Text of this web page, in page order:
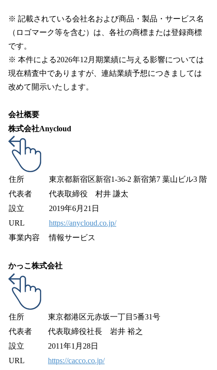
※ 記載されている会社名および商品・製品・サービス名
（ロゴマーク等を含む）は、各社の商標または登録商標
です。
※ 本件による2026年12月期業績に与える影響については
現在精査中でありますが、連結業績予想につきましては
改めて開示いたします。
会社概要
株式会社Anycloud
住所
東京都新宿区新宿1-36-2 新宿第7 葉山ビル3 階
代表者
代表取締役 村井 謙太
設立
2019年6月21日
URL
https://anycloud.co.jp/
事業内容
情報サービス
かっこ株式会社
住所
東京都港区元赤坂一丁目5番31号
代表者
代表取締役社長 岩井 裕之
設立
2011年1月28日
URL
https://cacco.co.jp/